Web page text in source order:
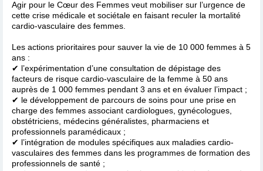
Agir pour le Cœur des Femmes veut mobiliser sur l’urgence de
cette crise médicale et sociétale en faisant reculer la mortalité
cardio-vasculaire des femmes.
Les actions prioritaires pour sauver la vie de 10 000 femmes à 5
ans :
✔ l’expérimentation d’une consultation de dépistage des
facteurs de risque cardio-vasculaire de la femme à 50 ans
auprès de 1 000 femmes pendant 3 ans et en évaluer l’impact ;
✔ le développement de parcours de soins pour une prise en
charge des femmes associant cardiologues, gynécologues,
obstétriciens, médecins généralistes, pharmaciens et
professionnels paramédicaux ;
✔ l’intégration de modules spécifiques aux maladies cardio-
vasculaires des femmes dans les programmes de formation des
professionnels de santé ;